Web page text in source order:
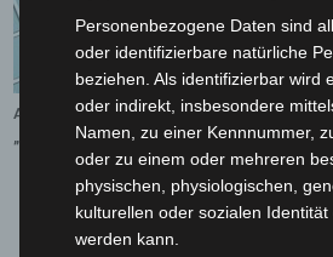
Anklage nach Abschaltung von
„Archetyp Market“ erhoben
Personenbezogene Daten sind
oder identifizierbare natürliche
beziehen. Als identifizierbar wird
oder indirekt, insbesondere
Namen, zu einer Kennnummer,
oder zu einem oder mehreren
physischen, physiologischen,
kulturellen oder sozialen
werden kann.